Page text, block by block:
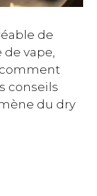
de
vape,
comment
conseils
du dry